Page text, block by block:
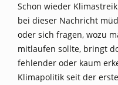
Schon wieder
bei dieser Nachricht
oder sich fragen, wozu
mitlaufen sollte, bringt
fehlender oder kaum
Klimapolitik seit der